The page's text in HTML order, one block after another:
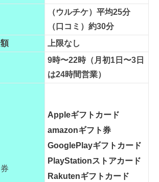
（ウルチケ）平均25分
（口コミ）約30分
上限なし
9時〜22時（月初1日〜3日
は24時間営業）
Appleギフトカード
amazonギフト券
GooglePlayギフトカード
PlayStationストアカード
Rakutenギフトカード